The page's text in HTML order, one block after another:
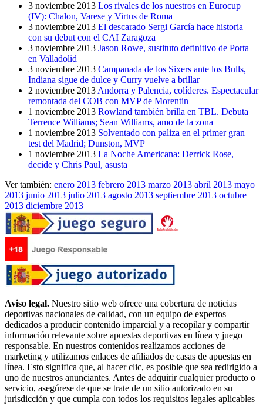
3 noviembre 2013 Los rivales de los nuestros en Eurocup
(IV): Chalon, Varese y Virtus de Roma
3 noviembre 2013 El descarado Sergi García hace historia
con su debut con el CAI Zaragoza
3 noviembre 2013 Jason Rowe, sustituto definitivo de Porta
en Valladolid
3 noviembre 2013 Campanada de los Sixers ante los Bulls,
Indiana sigue de dulce y Curry vuelve a brillar
2 noviembre 2013 Andorra y Palencia, colíderes. Espectacular
remontada del COB con MVP de Morentin
1 noviembre 2013 Rowland también brilla en TBL. Debuta
Terrence Williams; Sean Williams, amo de la zona
1 noviembre 2013 Solventado con paliza en el primer gran
test del Madrid; Dunston, MVP
1 noviembre 2013 La Noche Americana: Derrick Rose,
decide y Chris Paul, asusta
Ver también: enero 2013 febrero 2013 marzo 2013 abril 2013 mayo
2013 junio 2013 julio 2013 agosto 2013 septiembre 2013 octubre
2013 diciembre 2013
Aviso legal. Nuestro sitio web ofrece una cobertura de noticias
deportivas nacionales de calidad, con un equipo de expertos
dedicados a producir contenido imparcial y a recopilar y compartir
información relevante sobre apuestas deportivas en línea y juego
responsable. En nuestros contenidos realizamos acciones de
marketing y utilizamos enlaces de afiliados de casas de apuestas en
línea. Esto significa que, al hacer clic, es posible que sea redirigido a
uno de nuestros anunciantes. Antes de adquirir cualquier producto o
servicio, asegúrese de que se trate de un sitio autorizado en su
jurisdicción y que cumpla con todos los requisitos legales aplicables